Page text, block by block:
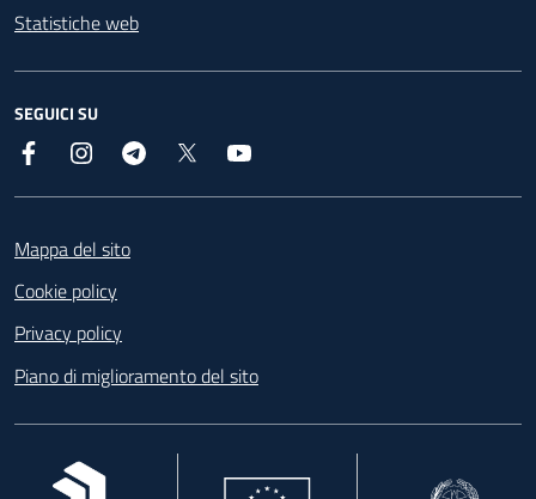
Statistiche web
SEGUICI SU
Facebook InstagramTelegram
Mappa del sito
Cookie policy
Privacy policy
Piano di miglioramento del sito
, apre in una nuova scheda